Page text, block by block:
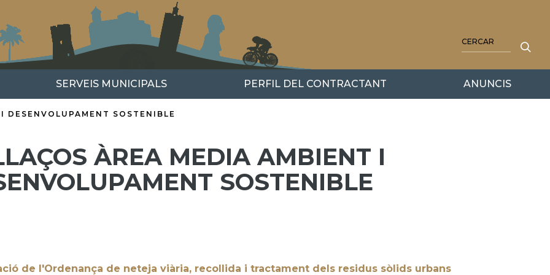
SERVEIS MUNICIPALS PERFIL DEL CONTRACTANT ANUNCIS
DESENVOLUPAMENT SOSTENIBLE
ÀREA MEDIA AMBIENT I
SOSTENIBLE
de l'Ordenança de neteja viària, recollida i tractament dels residus sòlids urbans